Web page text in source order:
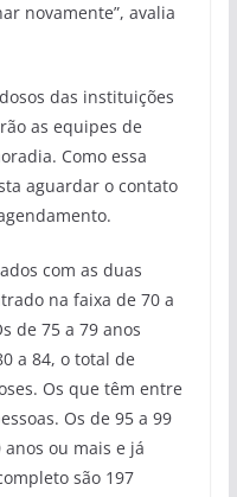
novamente”, avalia
das instituições
as equipes de
Como essa
aguardar o contato
com as duas
na faixa de 70 a
de 75 a 79 anos
a 84, o total de
Os que têm entre
Os de 95 a 99
ou mais e já
são 197